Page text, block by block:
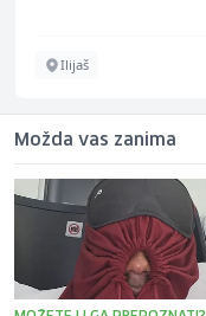
Ilijaš
Možda vas zanima